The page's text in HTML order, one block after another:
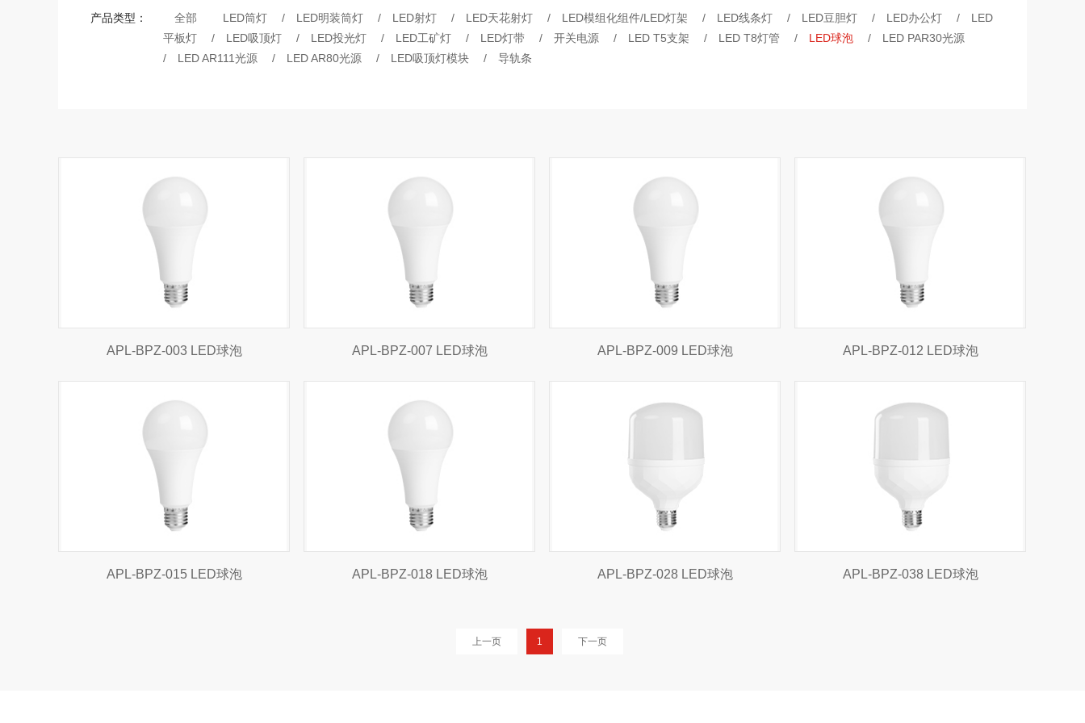
产品类型： 全部 LED筒灯 / LED明装筒灯 / LED射灯 / LED天花射灯 / LED模组化组件/LED灯架 / LED线条灯 / LED豆胆灯 / LED办公灯 /
LED
平板灯
/ LED吸顶灯 / LED投光灯 / LED工矿灯 / LED灯带 / 开关电源 / LED T5支架 / LED T8灯管 / LED球泡 /
LED PAR30光源
/
LED AR111光源 / LED AR80光源 / LED吸顶灯模块 / 导轨条
APL-BPZ-003 LED球泡 APL-BPZ-007 LED球泡 APL-BPZ-009 LED球泡 APL-BPZ-012 LED球泡
APL-BPZ-015 LED球泡 APL-BPZ-018 LED球泡 APL-BPZ-028 LED球泡 APL-BPZ-038 LED球泡
上一页 1 下一页